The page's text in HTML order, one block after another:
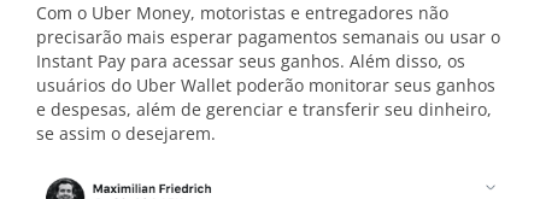
Com o Uber Money, motoristas e entregadores não
precisarão mais esperar pagamentos semanais ou usar o
Instant Pay para acessar seus ganhos. Além disso, os
usuários do Uber Wallet poderão monitorar seus ganhos
e despesas, além de gerenciar e transferir seu dinheiro,
se assim o desejarem.